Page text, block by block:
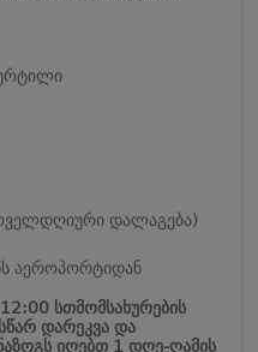
დალაგება)
აეროპორტიდან
სთმომსახურების
დარეკვა და
იღებთ 1 დღე-ღამის